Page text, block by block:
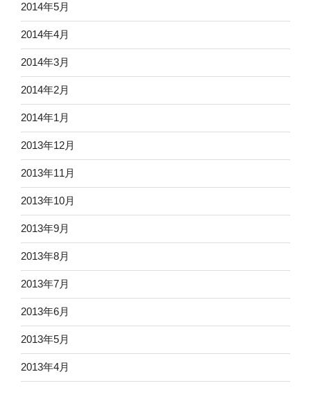
2014年5月
2014年4月
2014年3月
2014年2月
2014年1月
2013年12月
2013年11月
2013年10月
2013年9月
2013年8月
2013年7月
2013年6月
2013年5月
2013年4月